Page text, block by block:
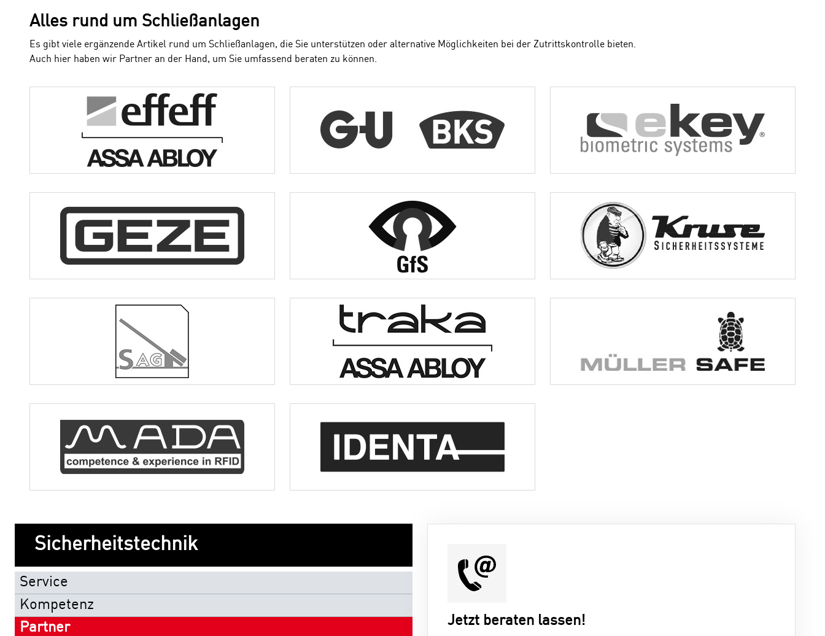
Sicherheitstechnik
Service
Kompetenz
Partner
Alles rund um Schließanlagen
Es gibt viele ergänzende Artikel rund um Schließanlagen, die Sie unterstützen oder alternative Möglichkeiten bei der Zutrittskontrolle bieten.
Auch hier haben wir Partner an der Hand, um Sie umfassend beraten zu können.
Jetzt beraten lassen!